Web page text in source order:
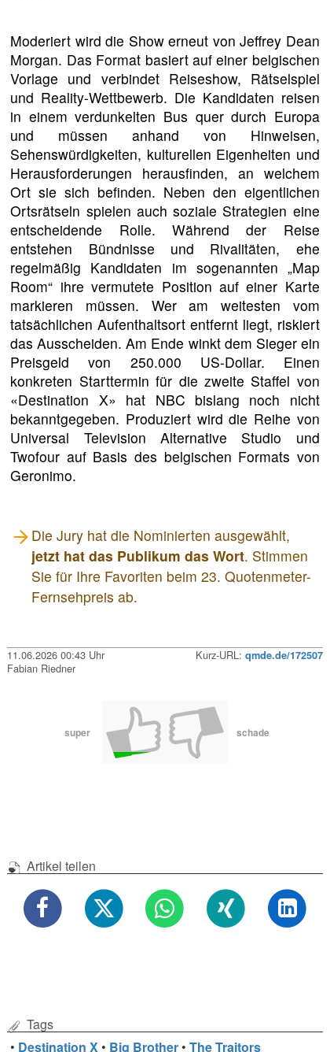
Moderiert wird die Show erneut von Jeffrey Dean
Morgan. Das Format basiert auf einer belgischen
Vorlage und verbindet Reiseshow, Rätselspiel
und Reality-Wettbewerb. Die Kandidaten reisen
in einem verdunkelten Bus quer durch Europa
und müssen anhand von Hinweisen,
Sehenswürdigkeiten, kulturellen Eigenheiten und
Herausforderungen herausfinden, an welchem
Ort sie sich befinden. Neben den eigentlichen
Ortsrätseln spielen auch soziale Strategien eine
entscheidende Rolle. Während der Reise
entstehen Bündnisse und Rivalitäten, ehe
regelmäßig Kandidaten im sogenannten „Map
Room“ ihre vermutete Position auf einer Karte
markieren müssen. Wer am weitesten vom
tatsächlichen Aufenthaltsort entfernt liegt, riskiert
das Ausscheiden. Am Ende winkt dem Sieger ein
Preisgeld von 250.000 US-Dollar. Einen
konkreten Starttermin für die zweite Staffel von
«Destination X» hat NBC bislang noch nicht
bekanntgegeben. Produziert wird die Reihe von
Universal Television Alternative Studio und
Twofour auf Basis des belgischen Formats von
Geronimo.
Die Jury hat die Nominierten ausgewählt,
jetzt hat das Publikum das Wort. Stimmen
Sie für Ihre Favoriten beim 23. Quotenmeter-
Fernsehpreis ab.
11.06.2026 00:43 Uhr Kurz-URL: qmde.de/172507
Fabian Riedner
super schade
Artikel teilen
Tags
• Destination X • Big Brother •The Traitors